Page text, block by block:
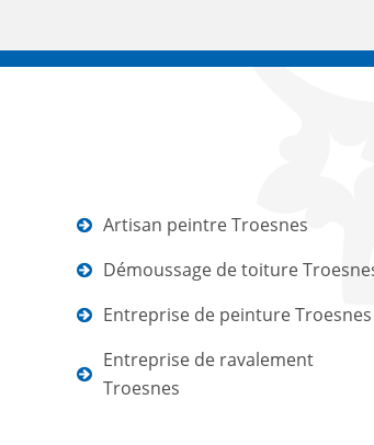
Artisan peintre Troesnes
Démoussage de toiture
Entreprise de peinture Troesnes
Entreprise de ravalement
Troesnes